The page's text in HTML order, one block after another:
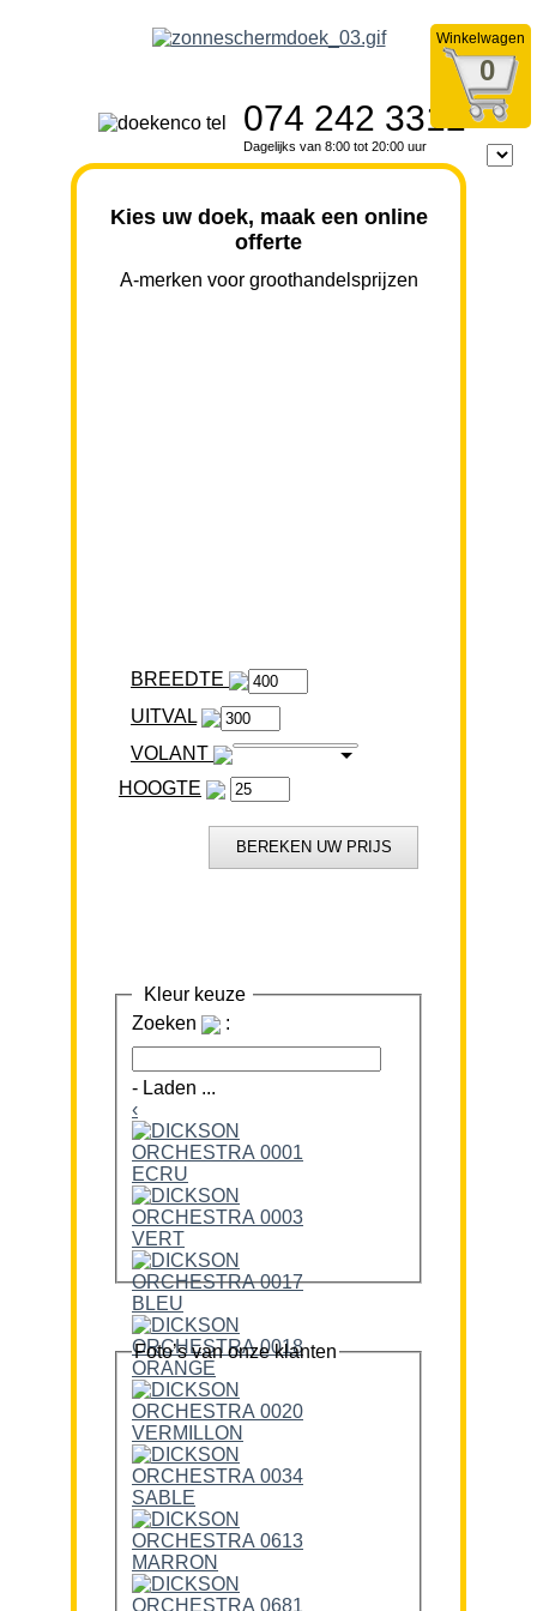
Winkelwagen
0
074 242 3312
Dagelijks van 8:00 tot 20:00 uur
Kies uw doek, maak een online
offerte
A-merken voor groothandelsprijzen
BREEDTE
VOLANT
HOOGTE
Kleur keuze
Zoeken
:
- Laden ...
‹
Foto’s van onze klanten